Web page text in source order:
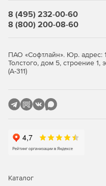
8 (495) 232-00-60
8 (800) 200-08-60
ПАО «Софтлайн». Юр. адрес:
Толстого, дом 5, строение
(А-311)
Каталог